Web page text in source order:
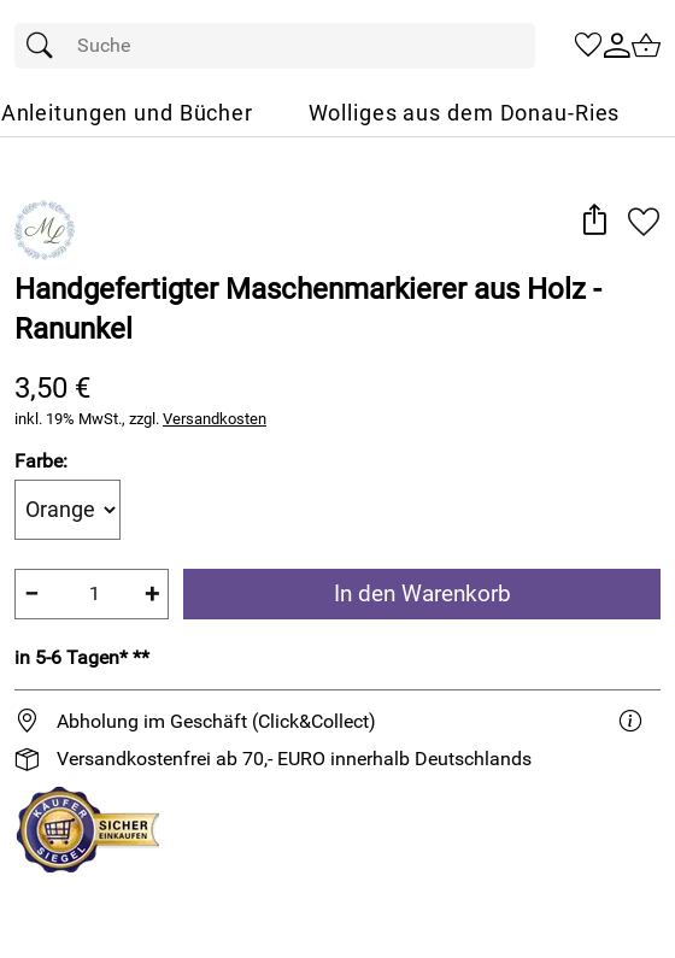
Anleitungen und Bücher Wolliges aus dem Donau-Ries
Handgefertigter Maschenmarkierer aus Holz -
Ranunkel
3,50 €
inkl. 19% MwSt., zzgl. Versandkosten
Farbe:
− + In den Warenkorb
in 5-6 Tagen* **
Abholung im Geschäft (Click&Collect)
Versandkostenfrei ab 70,- EURO innerhalb Deutschlands